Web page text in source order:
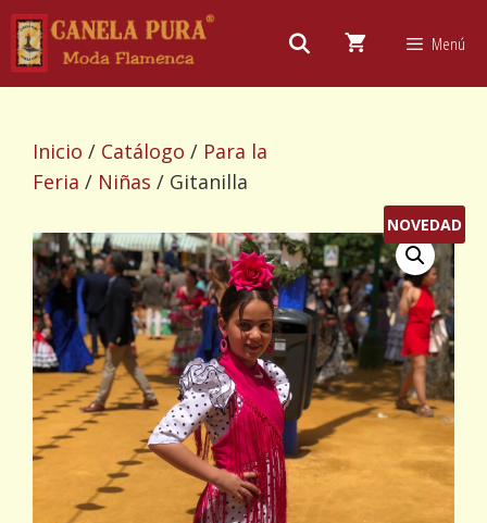
Saltar
contenido
Menú
Inicio / Catálogo / Para la
Feria / Niñas / Gitanilla
NOVEDAD